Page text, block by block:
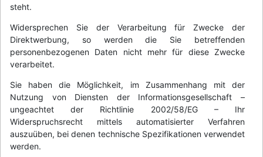
steht.
Widersprechen Sie der Verarbeitung für Zwecke der
Direktwerbung, so werden die Sie betreffenden
personenbezogenen Daten nicht mehr für diese Zwecke
verarbeitet.
Sie haben die Möglichkeit, im Zusammenhang mit der
Nutzung von Diensten der Informationsgesellschaft –
ungeachtet der Richtlinie 2002/58/EG – Ihr
Widerspruchsrecht mittels automatisierter Verfahren
auszuüben, bei denen technische Spezifikationen verwendet
werden.